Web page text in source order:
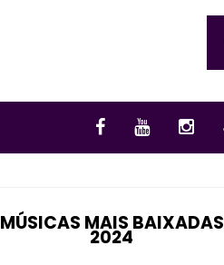
MÚSICAS MAIS BAIXADAS
2024